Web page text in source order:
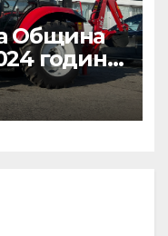
Община
година:
в